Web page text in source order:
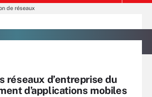
de réseaux
réseaux d’entreprise du
d’applications mobiles